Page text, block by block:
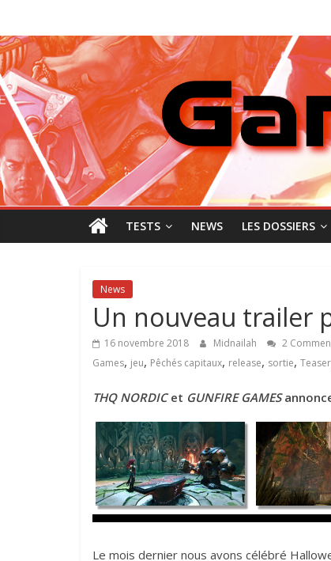
contenu
GamingNewZ
Tests
et
Actu
des
jeux
vidéo
TESTS NEWS LES DOSSIERS
News
Un nouveau trailer
16 novembre 2018 Midnailah 2
Games, jeu, Pêchés capitaux, release, sortie, Teaser
THQ NORDICet GUNFIRE GAMES
Le mois dernier nous avons célébré